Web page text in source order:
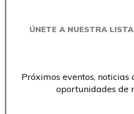
ÚNETE A NUESTRA
Próximos eventos,
oportunidades de